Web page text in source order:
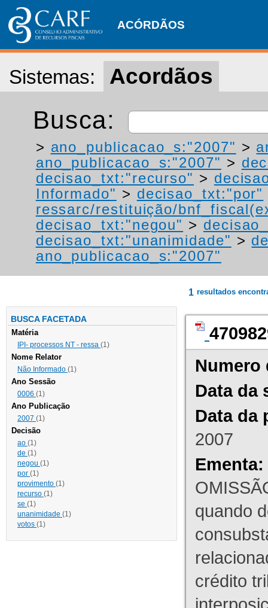
ACÓRDÃOS
Sistemas: Acordãos
Busca:
> ano_publicacao_s:"2007" >
ano_publicacao_s:"2007" >
decisao_txt:"recurso" >
Informado" > decisao_txt:"por"
ressarc/restituição/
decisao_txt:"negou" >
decisao_txt:"unanimidade" >
ano_publicacao_s:"2007"
BUSCA FACETADA
Matéria
IPI- processos NT - ressa (1)
Nome Relator
Não Informado (1)
Ano Sessão
0006 (1)
Ano Publicação
2007 (1)
Decisão
ao (1)
de (1)
negou (1)
por (1)
provimento (1)
recurso (1)
se (1)
unanimidade (1)
votos (1)
1 resultados
Numero
Data da
Data da
2007
Ementa:
quando
crédito